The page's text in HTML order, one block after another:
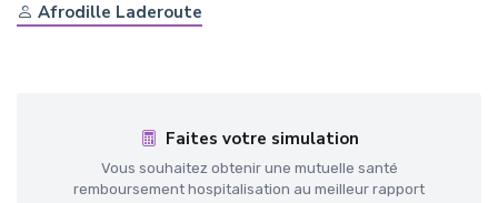
Afrodille Laderoute
Faites votre simulation
Vous souhaitez obtenir une mutuelle santé
remboursement hospitalisation au meilleur rapport